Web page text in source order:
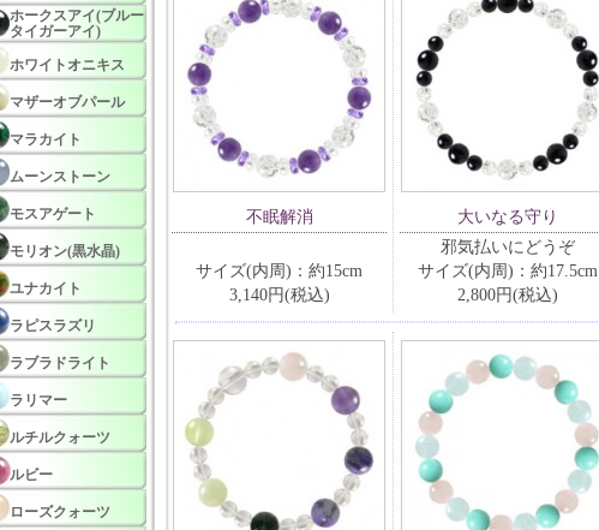
ホークスアイ(ブルー
タイガーアイ)
ホワイトオニキス
マザーオブパール
マラカイト
ムーンストーン
モスアゲート
モリオン(黒水晶)
ユナカイト
ラピスラズリ
ラブラドライト
ラリマー
ルチルクォーツ
ルビー
ローズクォーツ
不眠解消
サイズ(内周)：約15cm
3,140円(税込)
大いなる守り
邪気払いにどうぞ
サイズ(内周)：約17.5cm
2,800円(税込)